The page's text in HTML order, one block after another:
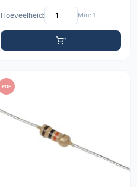
Hoeveelheid: Min: 1
PDF